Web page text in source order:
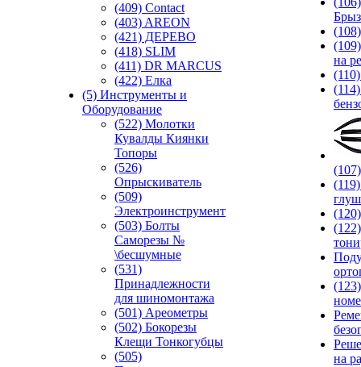
(409) Contact
(403) AREON
(421) ДЕРЕВО
(418) SLIM
(411) DR MARCUS
(422) Елка
(5) Инструменты и
Оборудование
(522) Молотки
Кувалды Киянки
Топоры
(526)
Опрыскиватель
(509)
Электроинструмент
(503) Болты
Саморезы №
\бесшумные
(531)
Принадлежности
для шиномонтажа
(501) Ареометры
(502) Бокорезы
Клещи Тонкогубцы
(505)
на
на